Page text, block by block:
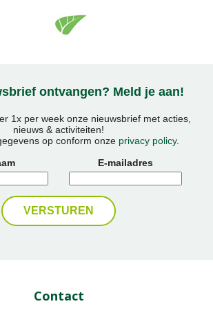
ontvangen? Meld je aan!
1x per week onze nieuwsbrief met acties,
nieuws & activiteiten!
op conform onze privacy policy.
E-mailadres
Contact